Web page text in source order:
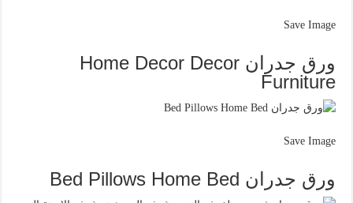
Save Image
ورق جدران Home Decor Decor
Furniture
Save Image
ورق جدران Bed Pillows Home Bed